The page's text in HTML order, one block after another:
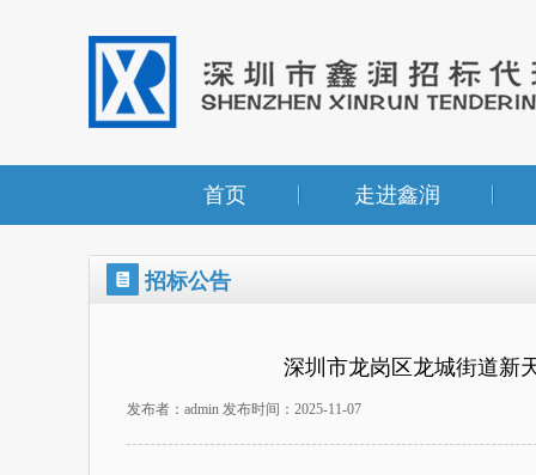
首页 走进鑫润
招标公告
深圳市龙岗区龙城街道新
发布者：admin 发布时间：2025-11-07